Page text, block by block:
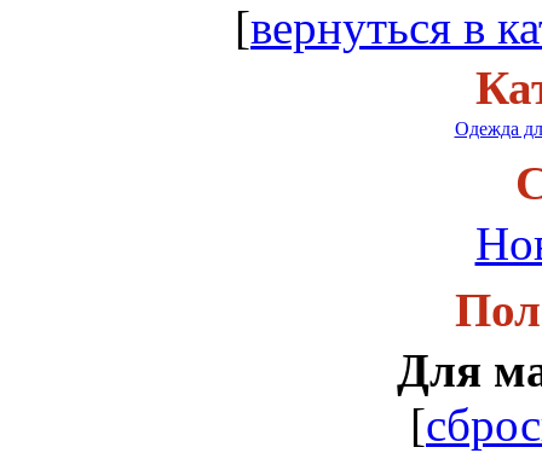
[вернуться в
Одежда
Для
[